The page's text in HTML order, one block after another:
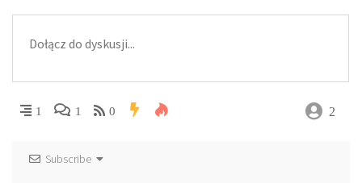
1 1 0 2
Subscribe